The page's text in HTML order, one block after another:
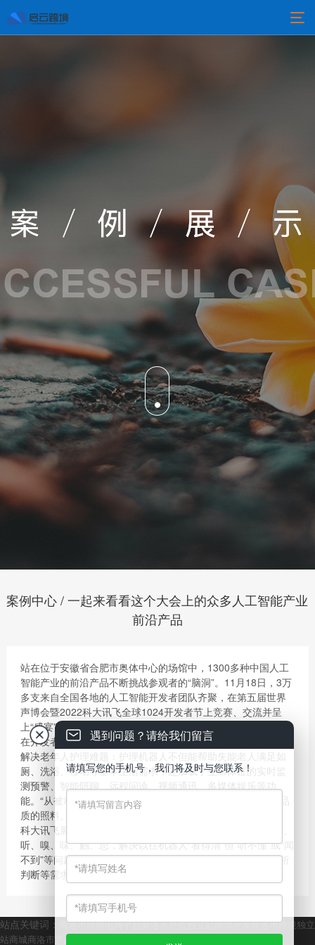
案例中心 / 一起来看看这个大会上的众多人工智能产业
前沿产品
站在位于安徽省合肥市奥体中心的场馆中，1300多种中国人工
智能产业的前沿产品不断挑战参观者的“脑洞”。11月18日，3万
多支来自全国各地的人工智能开发者团队齐聚，在第五届世界
声博会暨2022科大讯飞全球1024开发者节上竞赛、交流并呈
上“盛宴”。
在开发者节上，来自深圳的孙伟红团队展示了如何用人工智能
解决老年人护理难题：护理机器人不但能帮助失能老人满足如
厕、洗浴、移动等基本生活需求，还加载了生命体征的实时监
测预警、智能陪聊、远程问诊、视频通讯、多媒体娱乐等功
能。“从被动护理到主动识别需求，我们的目标是更有尊严和品
质的照料。”孙伟红说。
科大讯飞展示的“工业六感产品”让工业生产过程拥有了人的视、
听、嗅、味、触、思，解决以往机器人“看得清”但“听不懂”或“闻
不到”等问题，从而可以在各种复杂环境中满足不同巡检、分析
判断等需求，保障工业生产过程始终处于在控、可控的状态。
站点关键词： 商洛市跨境电商平台商洛市外贸独立站商城开发商洛市跨境独立
站商城商洛市产品出海商城服务
遇到问题？请给我们留言
请填写您的手机号，我们将及时与您联系！